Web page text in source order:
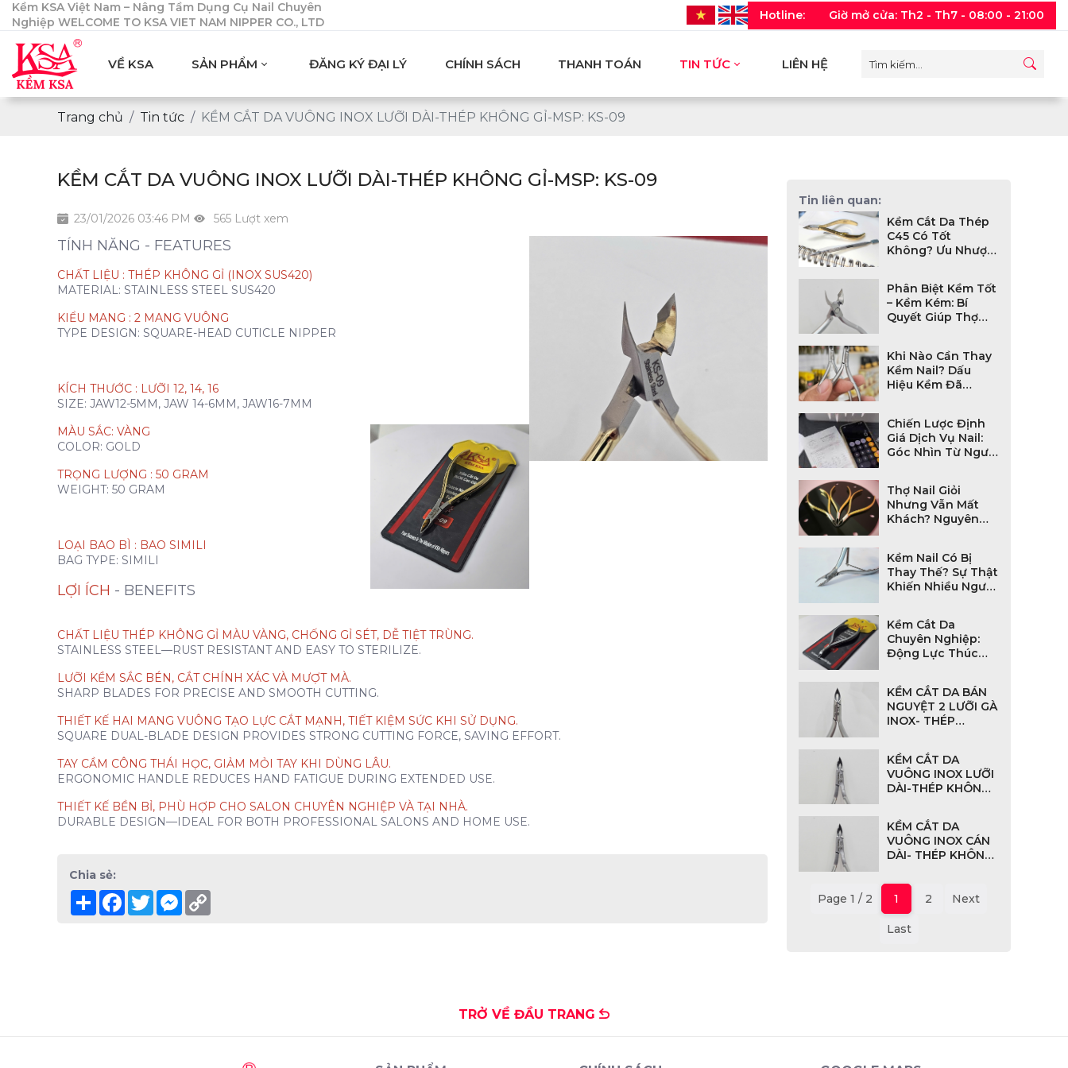
Kềm KSA Việt Nam – Nâng Tầm Dụng Cụ Nail Chuyên
Nghiệp WELCOME TO KSA VIET NAM NIPPER CO., LTD
Hotline: Giờ mở cửa: Th2 - Th7 - 08:00 - 21:00
VỀ KSA SẢN PHẨM ĐĂNG KÝ ĐẠI LÝ CHÍNH SÁCH THANH TOÁN TIN TỨC LIÊN HỆ
Trang chủ Tin tức KỀM CẮT DA VUÔNG INOX LƯỠI DÀI-THÉP KHÔNG GỈ-MSP: KS-09
KỀM CẮT DA VUÔNG INOX LƯỠI DÀI-THÉP KHÔNG GỈ-MSP: KS-09
23/01/2026 03:46 PM 565 Lượt xem
TÍNH NĂNG - FEATURES
CHẤT LIỆU : THÉP KHÔNG GỈ (INOX SUS420)
MATERIAL: STAINLESS STEEL SUS420
KIỂU MANG : 2 MANG VUÔNG
TYPE DESIGN: SQUARE-HEAD CUTICLE NIPPER
KÍCH THƯỚC : LƯỠI 12, 14, 16
SIZE: JAW12-5MM, JAW 14-6MM, JAW16-7MM
MÀU SẮC: VÀNG
COLOR: GOLD
TRỌNG LƯỢNG : 50 GRAM
WEIGHT: 50 GRAM
LOẠI BAO BÌ : BAO SIMILI
BAG TYPE: SIMILI
LỢI ÍCH - BENEFITS
CHẤT LIỆU THÉP KHÔNG GỈ MÀU VÀNG, CHỐNG GỈ SÉT, DỄ TIỆT TRÙNG.
STAINLESS STEEL—RUST RESISTANT AND EASY TO STERILIZE.
LƯỠI KỀM SẮC BÉN, CẮT CHÍNH XÁC VÀ MƯỢT MÀ.
SHARP BLADES FOR PRECISE AND SMOOTH CUTTING.
THIẾT KẾ HAI MANG VUÔNG TẠO LỰC CẮT MẠNH, TIẾT KIỆM SỨC KHI SỬ DỤNG.
SQUARE DUAL-BLADE DESIGN PROVIDES STRONG CUTTING FORCE, SAVING EFFORT.
TAY CẦM CÔNG THÁI HỌC, GIẢM MỎI TAY KHI DÙNG LÂU.
ERGONOMIC HANDLE REDUCES HAND FATIGUE DURING EXTENDED USE.
THIẾT KẾ BỀN BỈ, PHÙ HỢP CHO SALON CHUYÊN NGHIỆP VÀ TẠI NHÀ.
DURABLE DESIGN—IDEAL FOR BOTH PROFESSIONAL SALONS AND HOME USE.
Chia sẻ:
Share Facebook
TwitterMessenger
Tin liên quan:
Kềm Cắt Da Thép
C45 Có Tốt
Không? Ưu Nhược
Chuyên Nghiệp Ưa
Chuộng
Phân Biệt Kềm Tốt
– Kềm Kém: Bí
Quyết Giúp Thợ
Khi Nào Cần Thay
Kềm Nail? Dấu
Hiệu Kềm Đã
Chiến Lược Định
Giá Dịch Vụ Nail:
Góc Nhìn Từ Người
Thợ Nail Giỏi
Nhưng Vẫn Mất
Khách? Nguyên
Đang Dùng
Kềm Nail Có Bị
Thay Thế? Sự Thật
Khiến Nhiều Người
Kềm Cắt Da
Chuyên Nghiệp:
Động Lực Thúc
Toàn Cầu Và Lựa
Chọn Tối Ưu Cho
Salon
KỀM CẮT DA BÁN
NGUYỆT 2 LƯỠI GÀ
INOX- THÉP
KS08
KỀM CẮT DA
VUÔNG INOX LƯỠI
DÀI-THÉP KHÔNG
KỀM CẮT DA
VUÔNG INOX CÁN
DÀI- THÉP KHÔNG
Page 1 / 2 1 2 Next
Last
TRỞ VỀ ĐẦU TRANG